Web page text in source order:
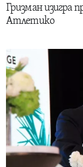
Гризман изигра
Атлетико